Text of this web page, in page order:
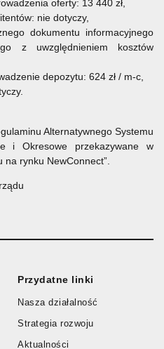
oferty: 13 440 zł,
nie dotyczy,
dokumentu informacyjnego
z uwzględnieniem kosztów
depozytu: 624 zł / m-c,
Alternatywnego Systemu
i Okresowe przekazywane w
rynku NewConnect”.
Przydatne linki
Nasza działalność
Strategia rozwoju
Aktualności